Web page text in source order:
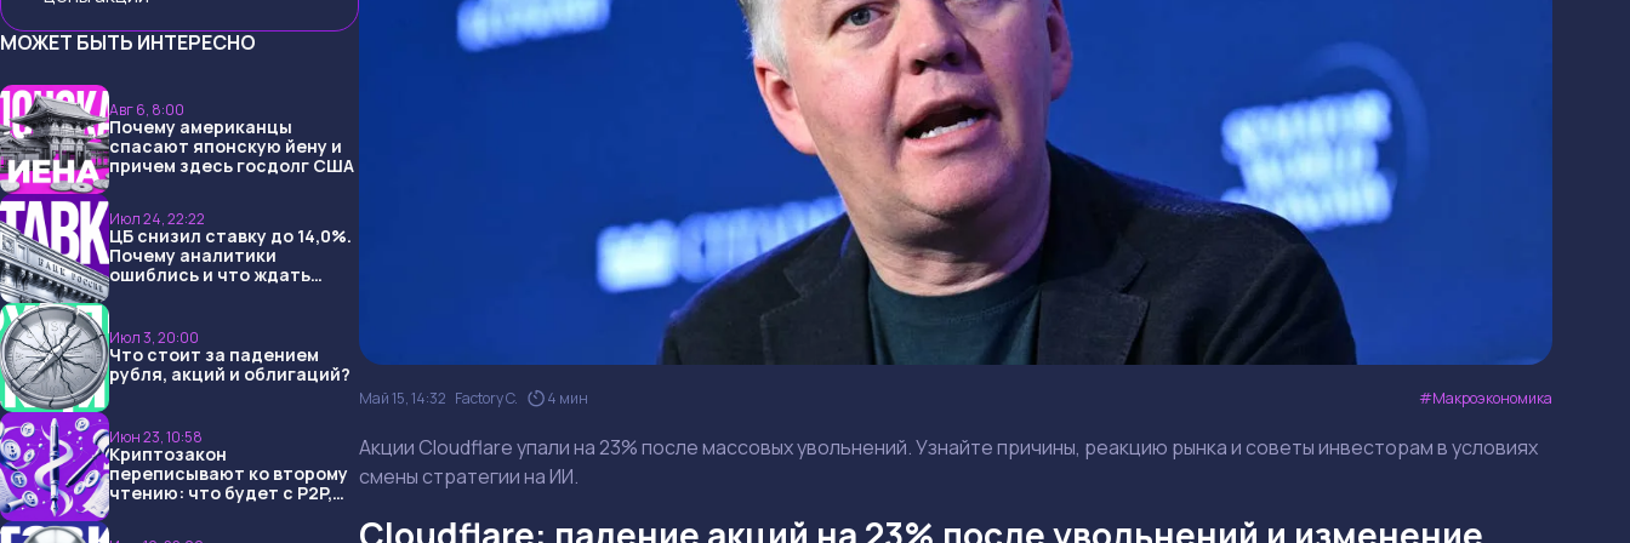
МОЖЕТ БЫТЬ ИНТЕРЕСНО
Авг 6, 8:00
Почему американцы
спасают японскую йену и
причем здесь госдолг США
Июл 24, 22:22
ЦБ снизил ставку до 14,0%.
Почему аналитики
ошиблись и что ждать
Июл 3, 20:00
Что стоит за падением
рубля, акций и облигаций?
Июн 23, 10:58
Криптозакон
переписывают ко второму
чтению: что будет с P2P,
Май 15, 14:32 Factory C. 4 мин Макроэкономика
Акции Cloudflare упали на 23% после массовых увольнений. Узнайте причины, реакцию рынка и советы инвесторам в условиях
смены стратегии на ИИ.